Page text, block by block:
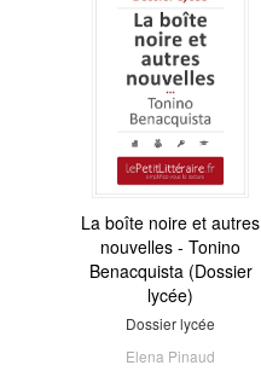
La boîte noire et autres
nouvelles - Tonino
Benacquista (Dossier
lycée)
Dossier lycée
Elena Pinaud